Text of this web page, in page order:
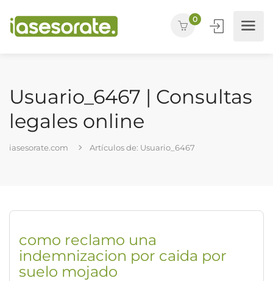
0
Usuario_6467 | Consultas
legales online
iasesorate.com Artículos de: Usuario_6467
como reclamo una
indemnizacion por caida por
suelo mojado